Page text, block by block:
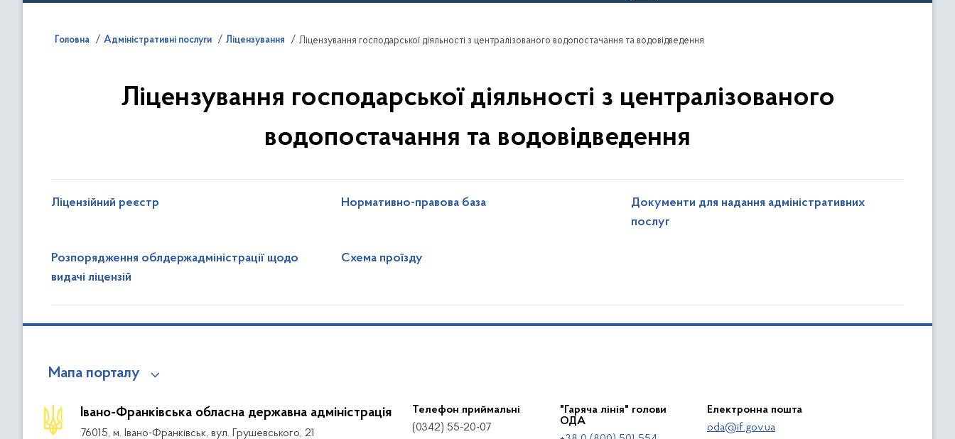
Головна Адміністративні послуги Ліцензування Ліцензування господарської діяльності з централізованого водопостачання та водовідведення
Ліцензування господарської діяльності з централізованого
водопостачання та водовідведення
Ліцензійний реєстр Нормативно-правова база
Документи для надання адміністративних
послуг
Розпорядження облдержадміністрації щодо
видачі ліцензій
Схема проїзду
Мапа порталу
Івано-Франківська обласна державна адміністрація
76015, м. Івано-Франківськ, вул. Грушевського, 21
Телефон приймальні
(0342) 55-20-07
"Гаряча лінія" голови
ОДА
Електронна пошта
oda@if.gov.ua